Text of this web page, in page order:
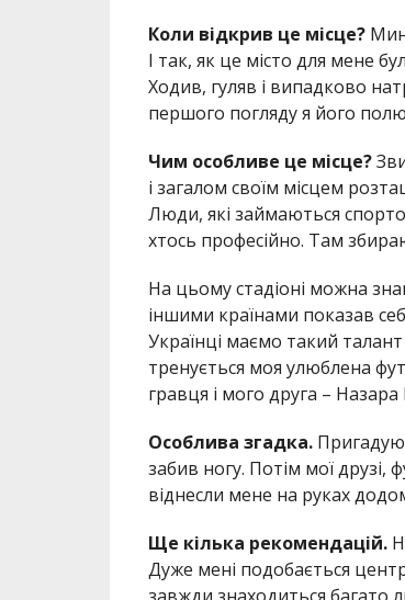
Коли відкрив це місце?
І так, як це місто для мене
Ходив, гуляв і випадково
першого погляду я його
Чим особливе це місце?
і загалом своїм місцем
Люди, які займаються
хтось професійно. Там
На цьому стадіоні можна
іншими країнами показав
Українці маємо такий
тренується моя улюблена
гравця і мого друга – Назара
Особлива згадка.
забив ногу. Потім мої друзі,
віднесли мене на руках
Ще кілька рекомендацій.
Дуже мені подобається